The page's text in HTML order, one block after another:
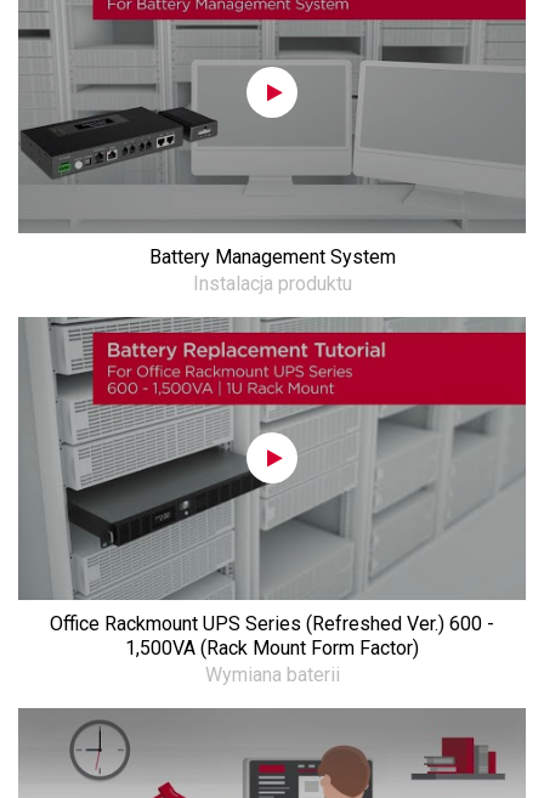
Battery Management System
Instalacja produktu
Office Rackmount UPS Series (Refreshed Ver.) 600 -
1,500VA (Rack Mount Form Factor)
Wymiana baterii